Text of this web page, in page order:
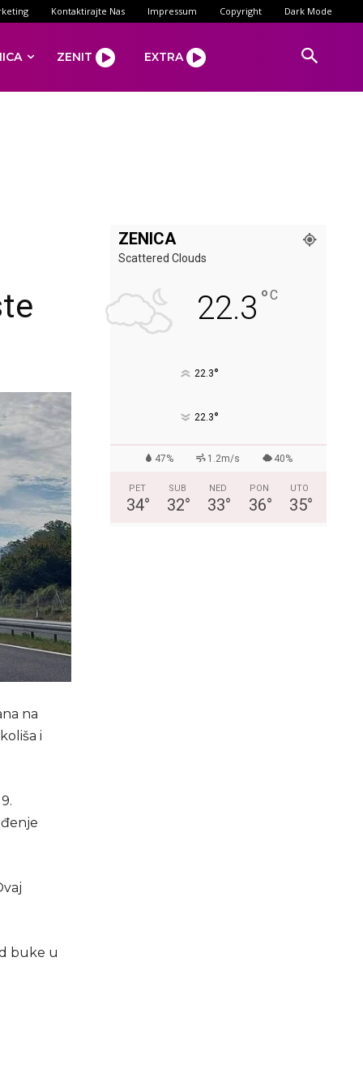
Kontaktirajte Nas Impressum Copyright Dark Mode
ZENIT EXTRA
na
i
buke u
ZENICA
Scattered Clouds
22.3 °C
22.3°
22.3°
47% 1.2m/s 40%
PET
34°
SUB
32°
NED
33°
PON
36°
UTO
35°